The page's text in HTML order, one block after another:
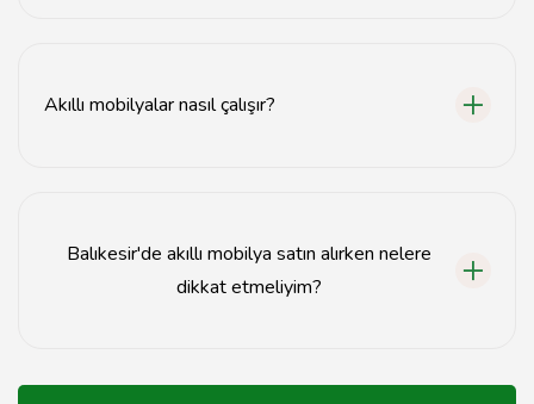
Akıllı mobilyalar nasıl çalışır?
Balıkesir'de akıllı mobilya satın alırken nelere
dikkat etmeliyim?
gibi faktörlere dikkat ederek akıllı mobilya satın almanız